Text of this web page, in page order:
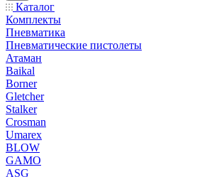
Каталог
Комплекты
Пневматика
Пневматические пистолеты
Атаман
Baikal
Borner
Gletcher
Stalker
Crosman
Umarex
BLOW
GAMO
ASG